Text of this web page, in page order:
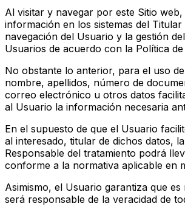
Al visitar y navegar por este Sitio
información en los sistemas del
navegación del Usuario y la gestión
Usuarios de acuerdo con la Política de
No obstante lo anterior, para el uso
nombre, apellidos, número de
correo electrónico u otros datos
al Usuario la información necesaria
En el supuesto de que el Usuario
al interesado, titular de dichos datos,
Responsable del tratamiento podrá
conforme a la normativa aplicable en
Asimismo, el Usuario garantiza que
será responsable de la veracidad de